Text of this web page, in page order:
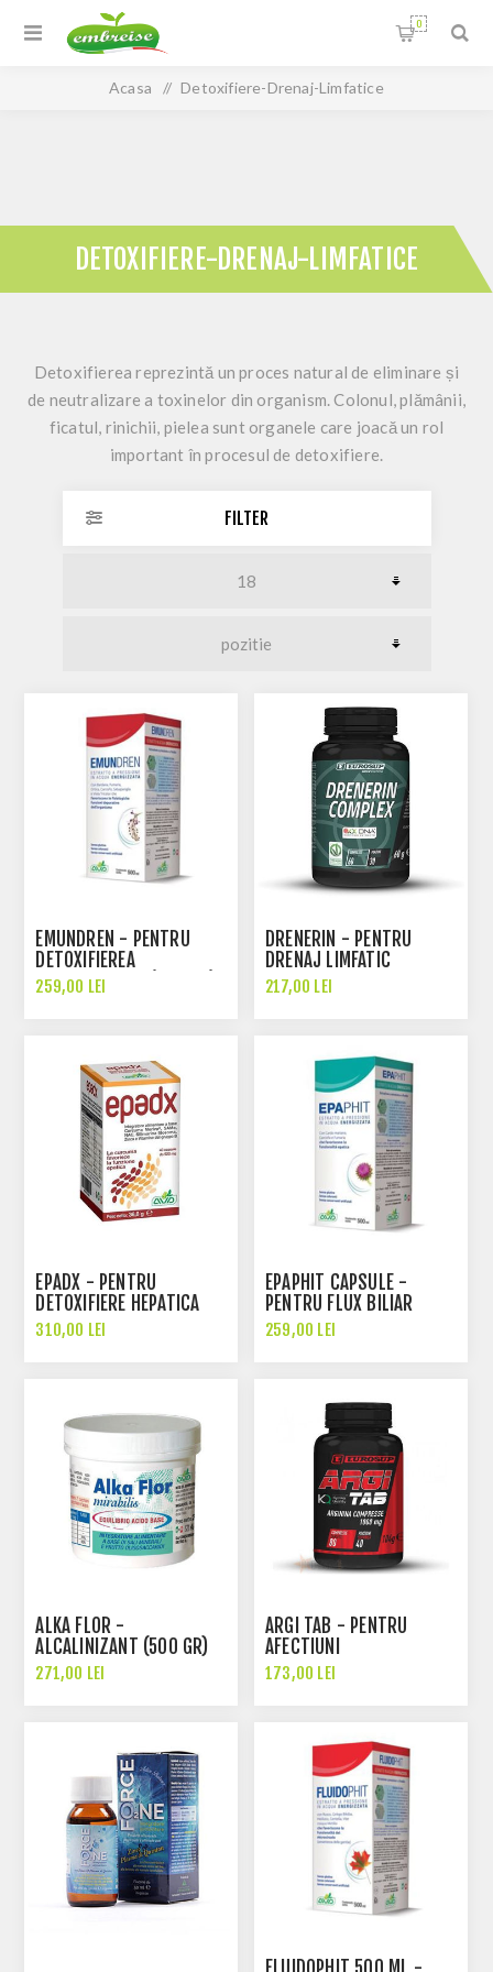
0
Acasa / Detoxifiere-Drenaj-Limfatice
DETOXIFIERE-DRENAJ-LIMFATICE
Detoxifierea reprezintă un proces natural de eliminare și
de neutralizare a toxinelor din organism. Colonul, plămânii,
ficatul, rinichii, pielea sunt organele care joacă un rol
important în procesul de detoxifiere.
FILTER
EMUNDREN - PENTRU
DETOXIFIEREA
ORGANISMULUI (500 ML)
259,00 LEI
DRENERIN - PENTRU
DRENAJ LIMFATIC
217,00 LEI
EPADX - PENTRU
DETOXIFIERE HEPATICA
310,00 LEI
EPAPHIT CAPSULE -
PENTRU FLUX BILIAR
259,00 LEI
ALKA FLOR -
ALCALINIZANT (500 GR)
271,00 LEI
ARGI TAB - PENTRU
AFECTIUNI
CARDIOVASCULARE
173,00 LEI